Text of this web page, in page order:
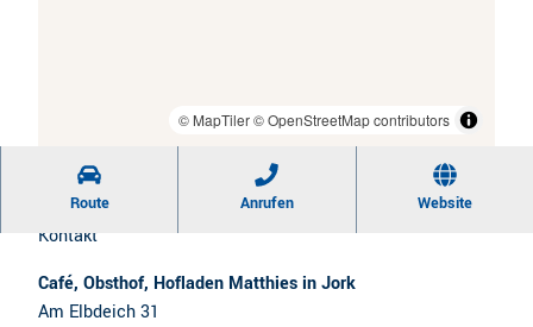
© MapTiler© OpenStreetMap contributors
Route Anrufen Website
Kontakt
Café, Obsthof, Hofladen Matthies in Jork
Am Elbdeich 31